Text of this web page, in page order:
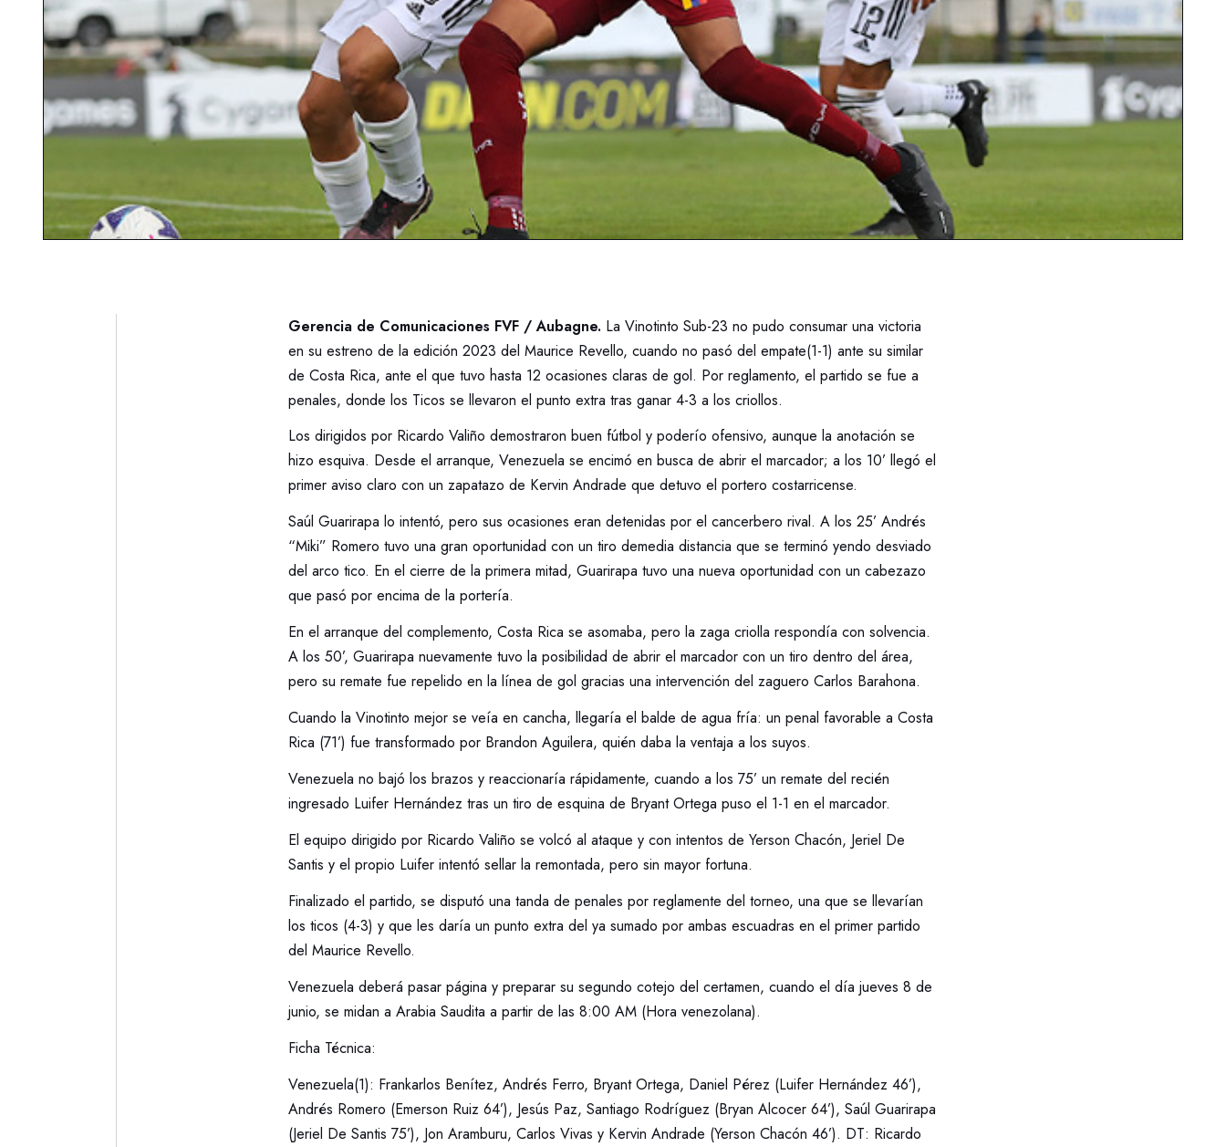
Gerencia de Comunicaciones FVF / Aubagne. La Vinotinto Sub-23 no pudo consumar una victoria
en su estreno de la edición 2023 del Maurice Revello, cuando no pasó del empate(1-1) ante su similar
de Costa Rica, ante el que tuvo hasta 12 ocasiones claras de gol. Por reglamento, el partido se fue a
penales, donde los Ticos se llevaron el punto extra tras ganar 4-3 a los criollos.
Los dirigidos por Ricardo Valiño demostraron buen fútbol y poderío ofensivo, aunque la anotación se
hizo esquiva. Desde el arranque, Venezuela se encimó en busca de abrir el marcador; a los 10’ llegó el
primer aviso claro con un zapatazo de Kervin Andrade que detuvo el portero costarricense.
Saúl Guarirapa lo intentó, pero sus ocasiones eran detenidas por el cancerbero rival. A los 25’ Andrés
“Miki” Romero tuvo una gran oportunidad con un tiro demedia distancia que se terminó yendo desviado
del arco tico. En el cierre de la primera mitad, Guarirapa tuvo una nueva oportunidad con un cabezazo
que pasó por encima de la portería.
En el arranque del complemento, Costa Rica se asomaba, pero la zaga criolla respondía con solvencia.
A los 50’, Guarirapa nuevamente tuvo la posibilidad de abrir el marcador con un tiro dentro del área,
pero su remate fue repelido en la línea de gol gracias una intervención del zaguero Carlos Barahona.
Cuando la Vinotinto mejor se veía en cancha, llegaría el balde de agua fría: un penal favorable a Costa
Rica (71’) fue transformado por Brandon Aguilera, quién daba la ventaja a los suyos.
Venezuela no bajó los brazos y reaccionaría rápidamente, cuando a los 75’ un remate del recién
ingresado Luifer Hernández tras un tiro de esquina de Bryant Ortega puso el 1-1 en el marcador.
El equipo dirigido por Ricardo Valiño se volcó al ataque y con intentos de Yerson Chacón, Jeriel De
Santis y el propio Luifer intentó sellar la remontada, pero sin mayor fortuna.
Finalizado el partido, se disputó una tanda de penales por reglamente del torneo, una que se llevarían
los ticos (4-3) y que les daría un punto extra del ya sumado por ambas escuadras en el primer partido
del Maurice Revello.
Venezuela deberá pasar página y preparar su segundo cotejo del certamen, cuando el día jueves 8 de
junio, se midan a Arabia Saudita a partir de las 8:00 AM (Hora venezolana).
Ficha Técnica:
Venezuela(1): Frankarlos Benítez, Andrés Ferro, Bryant Ortega, Daniel Pérez (Luifer Hernández 46’),
Andrés Romero (Emerson Ruiz 64’), Jesús Paz, Santiago Rodríguez (Bryan Alcocer 64’), Saúl Guarirapa
(Jeriel De Santis 75’), Jon Aramburu, Carlos Vivas y Kervin Andrade (Yerson Chacón 46’). DT: Ricardo